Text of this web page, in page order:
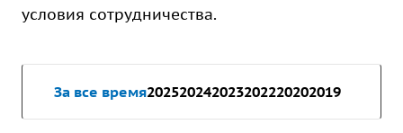
условия сотрудничества.
За все время202520242023202220202019